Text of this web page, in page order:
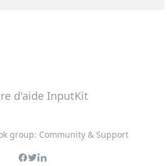
d'aide InputKit
group: Community & Support